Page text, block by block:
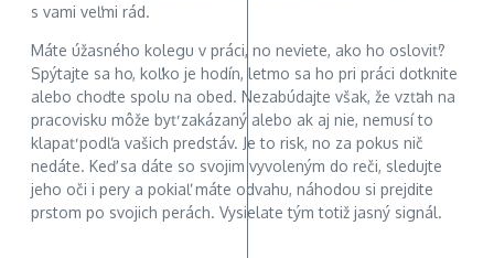
s vami veľmi rád.
Máte úžasného kolegu v práci, no neviete, ako ho osloviť?
Spýtajte sa ho, koľko je hodín, letmo sa ho pri práci dotknite
alebo choďte spolu na obed. Nezabúdajte však, že vzťah na
pracovisku môže byť zakázaný alebo ak aj nie, nemusí to
klapať podľa vašich predstáv. Je to risk, no za pokus nič
nedáte. Keď sa dáte so svojim vyvoleným do reči, sledujte
jeho oči i pery a pokiaľ máte odvahu, náhodou si prejdite
prstom po svojich perách. Vysielate tým totiž jasný signál.